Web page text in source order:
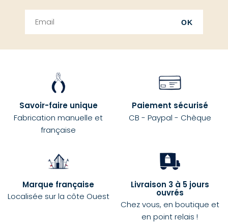
OK
Savoir-faire unique
Fabrication manuelle et
française
Paiement sécurisé
CB - Paypal - Chèque
Marque française
Localisée sur la côte Ouest
Livraison 3 à 5 jours
ouvrés
Chez vous, en boutique et
en point relais !